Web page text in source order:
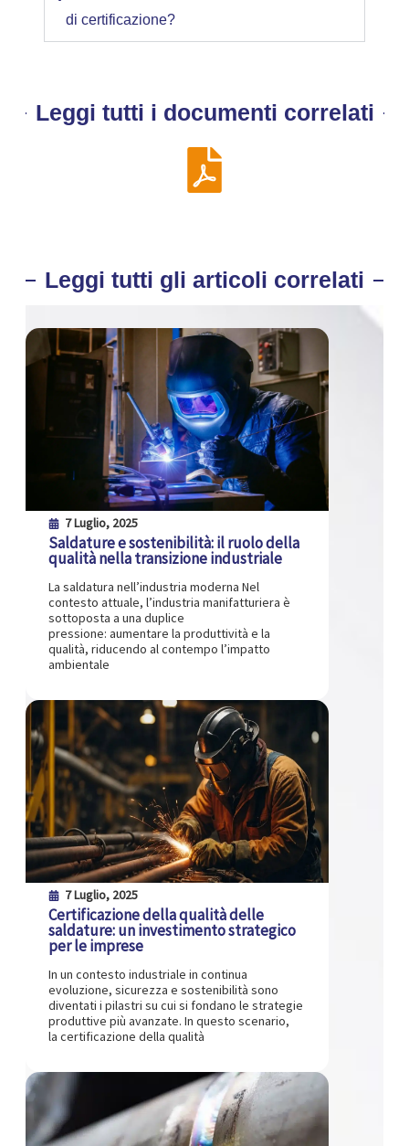
di certificazione?
Leggi tutti i documenti correlati
Leggi tutti gli articoli correlati
7 Luglio, 2025
Saldature e sostenibilità: il ruolo della
qualità nella transizione industriale
La saldatura nell’industria moderna Nel
contesto attuale, l’industria manifatturiera è
sottoposta a una duplice
pressione: aumentare la produttività e la
qualità, riducendo al contempo l’impatto
ambientale
7 Luglio, 2025
Certificazione della qualità delle
saldature: un investimento strategico
per le imprese
In un contesto industriale in continua
evoluzione, sicurezza e sostenibilità sono
diventati i pilastri su cui si fondano le strategie
produttive più avanzate. In questo scenario,
la certificazione della qualità